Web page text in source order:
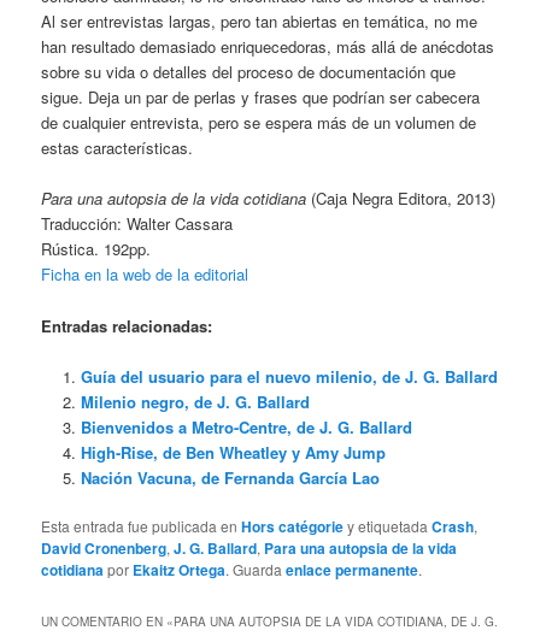
Al ser entrevistas largas, pero tan abiertas en temática, no me
han resultado demasiado enriquecedoras, más allá de anécdotas
sobre su vida o detalles del proceso de documentación que
sigue. Deja un par de perlas y frases que podrían ser cabecera
de cualquier entrevista, pero se espera más de un volumen de
estas características.
Para una autopsia de la vida cotidiana (Caja Negra Editora, 2013)
Traducción: Walter Cassara
Rústica. 192pp.
Ficha en la web de la editorial
Entradas relacionadas:
Guía del usuario para el nuevo milenio, de J. G. Ballard
Milenio negro, de J. G. Ballard
Bienvenidos a Metro-Centre, de J. G. Ballard
High-Rise, de Ben Wheatley y Amy Jump
Nación Vacuna, de Fernanda García Lao
Esta entrada fue publicada enHors catégoriey etiquetadaCrash,
David Cronenberg,J. G. Ballard, Para una autopsia de la vida
cotidianapor Ekaitz Ortega. Guardaenlace permanente.
UN COMENTARIO EN «PARA UNA AUTOPSIA DE LA VIDA COTIDIANA, DE J. G.